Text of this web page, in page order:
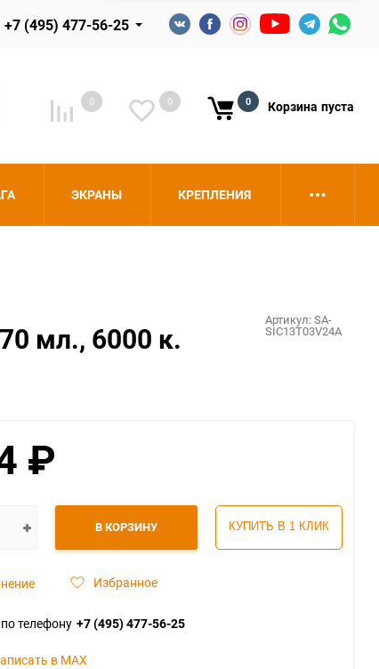
+7 (495) 477-56-25
0 0 0 Корзина пуста
ЭКРАНЫ КРЕПЛЕНИЯ
мл., 6000 к.
Артикул:SA-
SIC13T03V24A
₽
В КОРЗИНУ КУПИТЬ В 1 КЛИК
Избранное
телефону +7 (495) 477-56-25
в MAX